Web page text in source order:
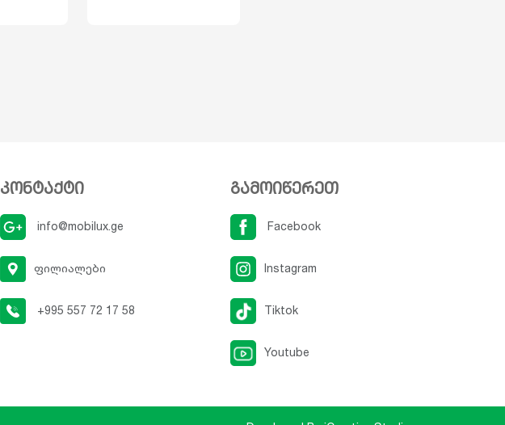
კონტაქტი
info@mobilux.ge
ფილიალები
+995 557 72 17 58
გამოიწერეთ
Facebook
Instagram
Tiktok
Youtube